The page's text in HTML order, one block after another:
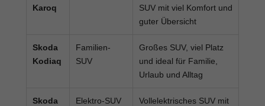
Karoq
SUV mit viel Komfort und
guter Übersicht
Skoda
Kodiaq
Familien-
SUV
Großes SUV, viel Platz
und ideal für Familie,
Urlaub und Alltag
Skoda
Elektro-SUV
Vollelektrisches SUV mit